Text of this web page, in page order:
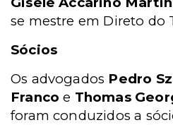
se mestre em Direto do
Sócios
Os advogados Pedro
Franco e Thomas
foram conduzidos a